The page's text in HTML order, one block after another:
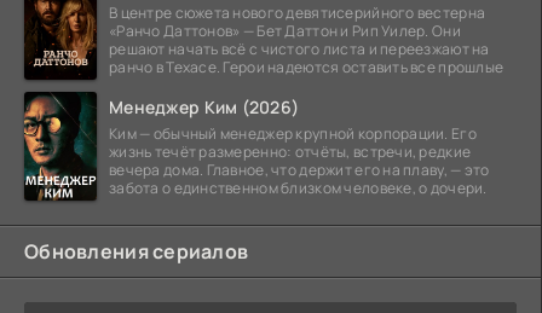
В центре сюжета нового девятисерийного вестерна
«Ранчо Даттонов» — Бет Даттон и Рип Уилер. Они
решают начать всё с чистого листа и переезжают на
ранчо в Техасе. Герои надеются оставить все прошлые
Менеджер Ким (2026)
Ким — обычный менеджер крупной корпорации. Его
жизнь течёт размеренно: отчёты, встречи, редкие
вечера дома. Главное, что держит его на плаву, — это
забота о единственном близком человеке, о дочери.
Обновления сериалов